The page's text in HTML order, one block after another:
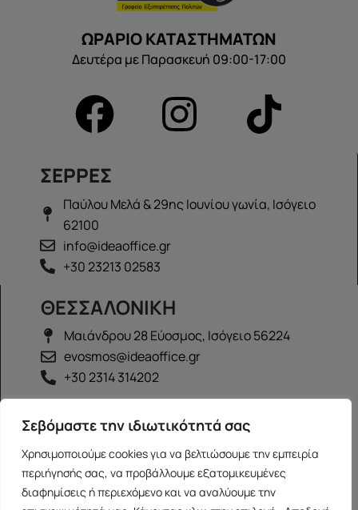
Σεβόμαστε την ιδιωτικότητά σας
Χρησιμοποιούμε cookies για να βελτιώσουμε την εμπειρία
περιήγησής σας, να προβάλλουμε εξατομικευμένες
διαφημίσεις ή περιεχόμενο και να αναλύουμε την
ΩΡΑΡΙΟ ΚΑΤΑΣΤΗΜΑΤΩΝ
Δευτέρα με Παρασκευή 09:00-17:00
ΣΕΡΡΕΣ
Παύλου Μελά & 29ης Ιουνίου γωνία, Ισόγειο
62100
info@ideaoffice.gr
+30 23213 02583
ΘΕΣΣΑΛΟΝΙΚΗ
Μαιάνδρου 28 Εύοσμος, Ισόγειο 56224
evosmos@ideaoffice.gr
+30 2314 314202
ΙΩΑΝΝΙΝΑ
Γεώργιου Καραϊσκάκη 38, Ισόγειο 45444
ioannina@ideaoffice.gr
+30 26516 08616